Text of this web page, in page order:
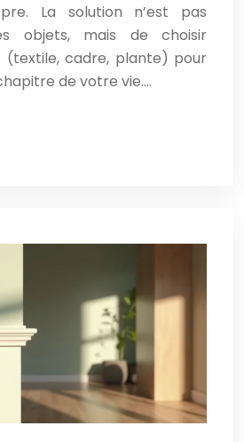
La solution n’est pas
objets, mais de choisir
(textile, cadre, plante) pour
de votre vie….